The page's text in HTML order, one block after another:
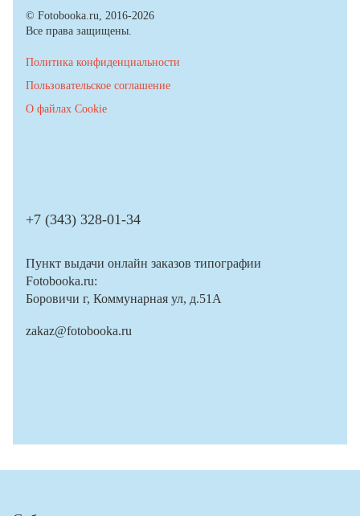
© Fotobooka.ru, 2016-2026
Все права защищены.
Политика конфиденциальности
Пользовательское соглашение
О файлах Cookie
+7 (343) 328-01-34
Пункт выдачи онлайн заказов типографии
Fotobooka.ru:
Боровичи г, Коммунарная ул, д.51А
zakaz@fotobooka.ru